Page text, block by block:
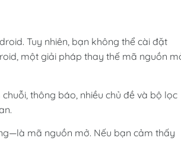
Tuy nhiên, bạn không thể cài đặt
một giải pháp thay thế mã nguồn
thông báo, nhiều chủ đề và bộ lọc
mã nguồn mở. Nếu bạn cảm thấy